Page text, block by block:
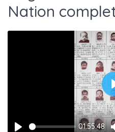
Nation
01:55:48